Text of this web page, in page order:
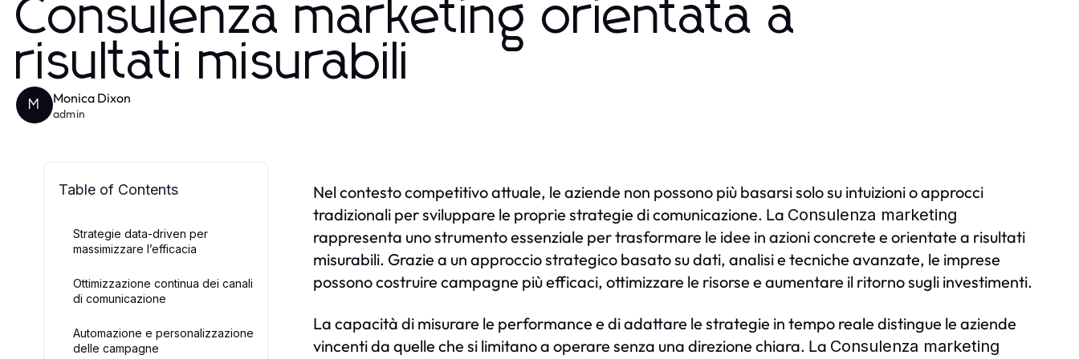
Consulenza marketing orientata a
risultati misurabili
M Monica Dixon
admin
Table of Contents
Strategie data-driven per
massimizzare l’efficacia
Ottimizzazione continua dei canali
di comunicazione
Automazione e personalizzazione
delle campagne
Nel contesto competitivo attuale, le aziende non possono più basarsi solo su intuizioni o approcci
tradizionali per sviluppare le proprie strategie di comunicazione. La Consulenza marketing
rappresenta uno strumento essenziale per trasformare le idee in azioni concrete e orientate a risultati
misurabili. Grazie a un approccio strategico basato su dati, analisi e tecniche avanzate, le imprese
possono costruire campagne più efficaci, ottimizzare le risorse e aumentare il ritorno sugli investimenti.
La capacità di misurare le performance e di adattare le strategie in tempo reale distingue le aziende
vincenti da quelle che si limitano a operare senza una direzione chiara. La Consulenza marketing